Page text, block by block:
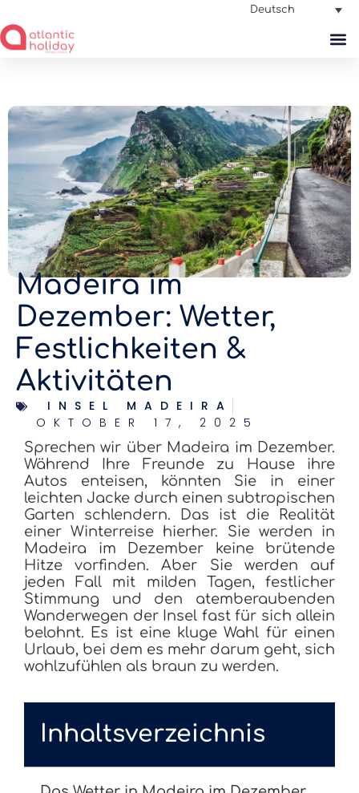
Deutsch
Madeira im
Dezember: Wetter,
Festlichkeiten &
Aktivitäten
INSEL MADEIRA
OKTOBER 17, 2025
Sprechen wir über Madeira im Dezember.
Während Ihre Freunde zu Hause ihre
Autos enteisen, könnten Sie in einer
leichten Jacke durch einen subtropischen
Garten schlendern. Das ist die Realität
einer Winterreise hierher. Sie werden in
Madeira im Dezember keine brütende
Hitze vorfinden. Aber Sie werden auf
jeden Fall mit milden Tagen, festlicher
Stimmung und den atemberaubenden
Wanderwegen der Insel fast für sich allein
belohnt. Es ist eine kluge Wahl für einen
Urlaub, bei dem es mehr darum geht, sich
wohlzufühlen als braun zu werden.
Inhaltsverzeichnis